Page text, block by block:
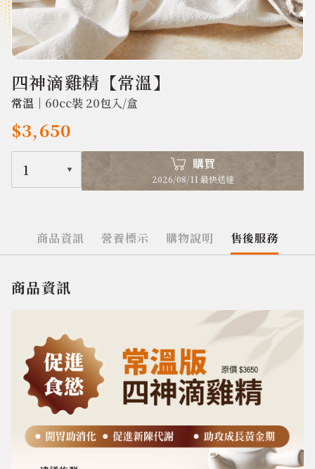
四神滴雞精【常溫】
常溫｜ 60cc裝 20包入/盒
$3,650
1 購買
2026/08/11 最快送達
商品資訊 營養標示 購物說明 售後服務
商品資訊